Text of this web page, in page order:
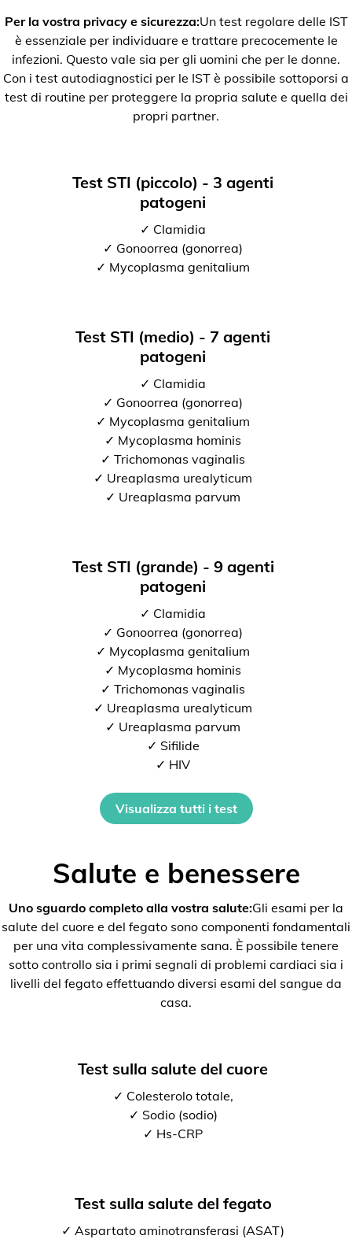
Per la vostra privacy e sicurezza:Un test regolare delle IST
è essenziale per individuare e trattare precocemente le
infezioni. Questo vale sia per gli uomini che per le donne.
Con i test autodiagnostici per le IST è possibile sottoporsi a
test di routine per proteggere la propria salute e quella dei
propri partner.
Test STI (piccolo) - 3 agenti
patogeni
✓ Clamidia
✓ Gonoorrea (gonorrea)
✓ Mycoplasma genitalium
Test STI (medio) - 7 agenti
patogeni
✓ Clamidia
✓ Gonoorrea (gonorrea)
✓ Mycoplasma genitalium
✓ Mycoplasma hominis
✓ Trichomonas vaginalis
✓ Ureaplasma urealyticum
✓ Ureaplasma parvum
Test STI (grande) - 9 agenti
patogeni
✓ Clamidia
✓ Gonoorrea (gonorrea)
✓ Mycoplasma genitalium
✓ Mycoplasma hominis
✓ Trichomonas vaginalis
✓ Ureaplasma urealyticum
✓ Ureaplasma parvum
✓ Sifilide
✓ HIV
Visualizza tutti i test
Salute e benessere
Uno sguardo completo alla vostra salute:Gli esami per la
salute del cuore e del fegato sono componenti fondamentali
per una vita complessivamente sana. È possibile tenere
sotto controllo sia i primi segnali di problemi cardiaci sia i
livelli del fegato effettuando diversi esami del sangue da
casa.
Test sulla salute del cuore
✓ Colesterolo totale,
✓ Sodio (sodio)
✓ Hs-CRP
Test sulla salute del fegato
✓ Aspartato aminotransferasi (ASAT)